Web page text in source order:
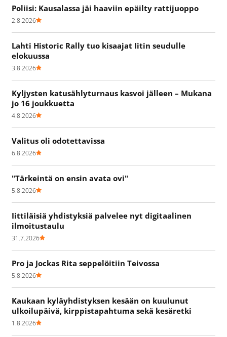
Poliisi: Kausalassa jäi haaviin epäilty rattijuoppo
2.8.2026
Lahti Historic Rally tuo kisaajat Iitin seudulle
elokuussa
3.8.2026
Kyljysten katusählyturnaus kasvoi jälleen – Mukana
jo 16 joukkuetta
4.8.2026
Valitus oli odotettavissa
6.8.2026
"Tärkeintä on ensin avata ovi"
5.8.2026
Iittiläisiä yhdistyksiä palvelee nyt digitaalinen
ilmoitustaulu
31.7.2026
Pro ja Jockas Rita seppelöitiin Teivossa
5.8.2026
Kaukaan kyläyhdistyksen kesään on kuulunut
ulkoilupäivä, kirppistapahtuma sekä kesäretki
1.8.2026